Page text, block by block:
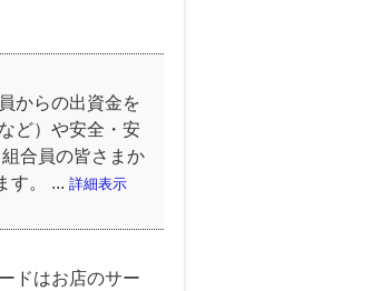
からの出資金を
ど）や安全・安
合員の皆さまか
す。 ... 詳細表示
ドはお店のサー